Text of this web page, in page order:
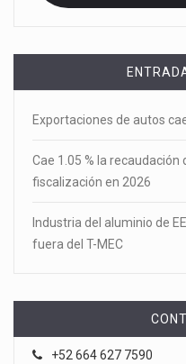
Exportaciones de autos
Cae 1.05 % la recaudación
fiscalización en 2026
Industria del aluminio de
fuera del T-MEC
+52 664 627 7590